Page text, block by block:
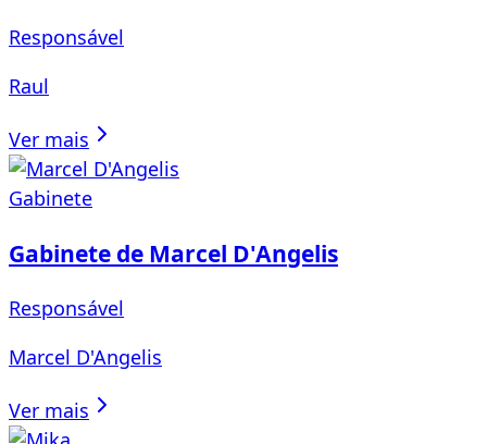
Responsável
Raul
Ver mais
Gabinete
Gabinete de Marcel D'Angelis
Responsável
Marcel D'Angelis
Ver mais